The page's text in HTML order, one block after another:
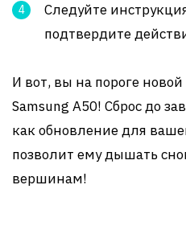
Следуйте
подтвердите
И вот, вы на пороге
Samsung A50! Сброс до
как обновление для
позволит ему дышать
вершинам!